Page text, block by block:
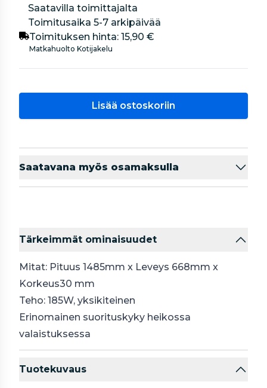
Saatavilla toimittajalta
Toimitusaika 5-7 arkipäivää
Toimituksen hinta: 15,90 €
Matkahuolto Kotijakelu
Lisää ostoskoriin
Saatavana myös osamaksulla
Tärkeimmät ominaisuudet
Mitat: Pituus 1485mm x Leveys 668mm x
Korkeus30 mm
Teho: 185W, yksikiteinen
Erinomainen suorituskyky heikossa
valaistuksessa
Tuotekuvaus